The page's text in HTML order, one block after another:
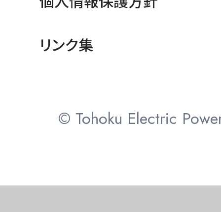
リンク集
© Tohoku Electric